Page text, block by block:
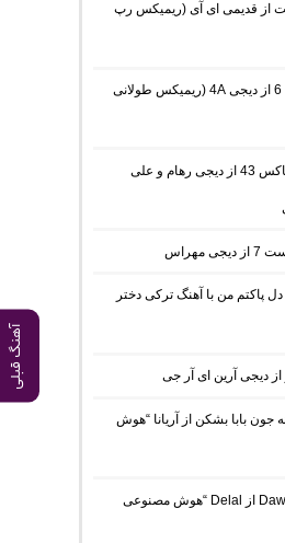
آهنگ قبلی
از قدیمی ای آی (ریمیکس رپ
دانلود ریمیکس گمبرون 6 از دیجی 4A (ریمیکس طولانی
دانلود ریمیکس موزیک باکس 43 از دیجی رهام و علی
پاکتم من با آهنگ ترکی دختر
از دیجی آرین ای آر جی
جون بابا بشکن از آریانا “هوش
دانلود آهنگ Dawet a Kurda از Delal “هوش مصنوعی